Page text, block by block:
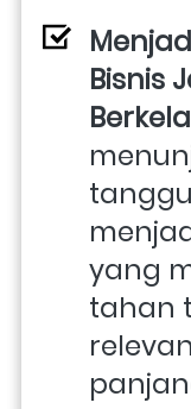
Bisnis
yang
tahan